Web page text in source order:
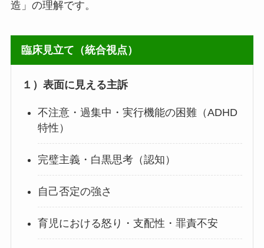
造」の理解です。
臨床見立て（統合視点）
１）表面に見える主訴
不注意・過集中・実行機能の困難（ADHD
特性）
完璧主義・白黒思考（認知）
自己否定の強さ
育児における怒り・支配性・罪責不安